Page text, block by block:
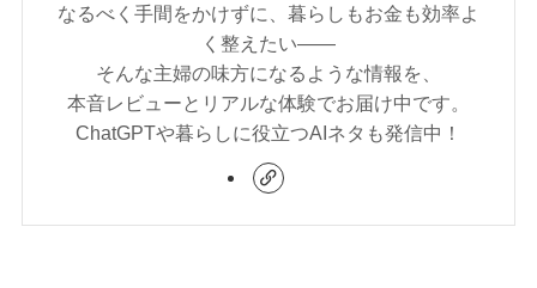
なるべく手間をかけずに、暮らしもお金も効率よ
く整えたい——
そんな主婦の味方になるような情報を、
本音レビューとリアルな体験でお届け中です。
ChatGPTや暮らしに役立つAIネタも発信中！